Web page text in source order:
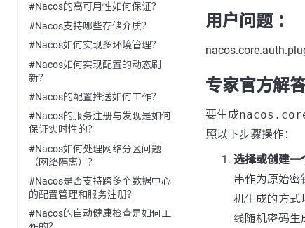
#Nacos的高可用性如何保证？
#Nacos支持哪些存储介质？
#Nacos如何实现多环境管理？
#Nacos如何实现配置的动态刷
新？
#Nacos的配置推送如何工作？
#Nacos的服务注册与发现是如何
保证实时性的？
#Nacos如何处理网络分区问题
（网络隔离）？
#Nacos是否支持跨多个数据中心
的配置管理和服务注册？
#Nacos的自动健康检查是如何工
用户问题 ：
专家官方解答
要生成
照以下步骤操作：
选择或创建一
串作为原始
机生成的方式
线随机密码生